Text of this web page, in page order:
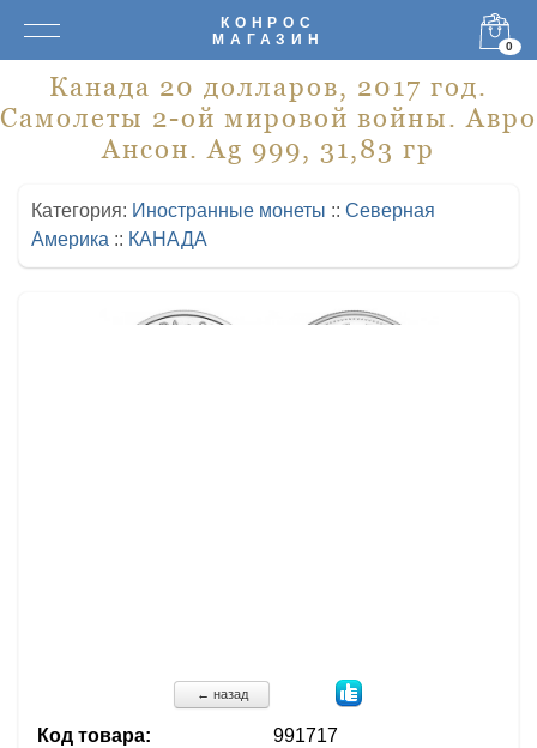
КОНРОС
МАГАЗИН
0
Канада 20 долларов, 2017 год.
Самолеты 2-ой мировой войны. Авро
Ансон. Ag 999, 31,83 гр
Категория: Иностранные монеты :: Северная
Америка :: КАНАДА
← назад
Код товара:
991717